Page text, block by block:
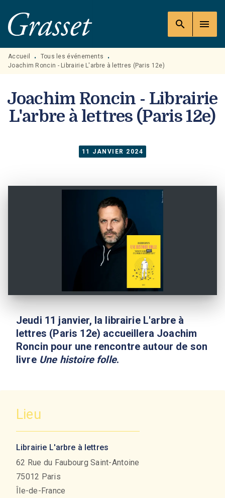
MENU RECHERCHE
PIED DE PAGE
search menu
Accueil • Tous les événements
•
Joachim Roncin - Librairie L'arbre à lettres (Paris 12e)
Joachim Roncin - Librairie
L'arbre à lettres (Paris 12e)
11 JANVIER 2024
Jeudi 11 janvier, la librairie L'arbre à
lettres (Paris 12e) accueillera Joachim
Roncin pour une rencontre autour de son
livre Une histoire folle.
Lieu
Librairie L'arbre à lettres
62 Rue du Faubourg Saint-Antoine
75012 Paris
Île-de-France